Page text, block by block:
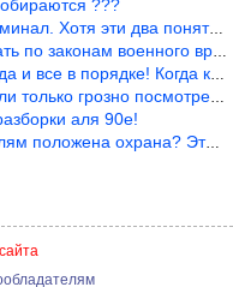
???
Хотя эти два понятия начин
законам военного времени, а
в порядке! Когда касается
грозно посмотреть в их с
аля 90е!
охрана? Это его зада